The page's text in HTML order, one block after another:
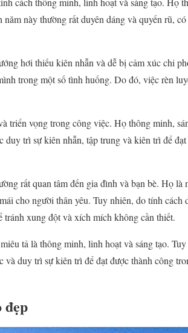
này thường rất duyên dáng và quyến rũ,
hơi thiếu kiên nhẫn và dễ bị cảm xúc chi
trong một số tình huống. Do đó, việc rèn
triển vọng trong công việc. Họ thông minh,
trì sự kiên nhẫn, tập trung và kiên trì để
rất quan tâm đến gia đình và bạn bè. Họ là
cho người thân yêu. Tuy nhiên, do tính cách
tránh xung đột và xích mích không cần thiết.
tả là thông minh, linh hoạt và sáng tạo.
duy trì sự kiên trì để đạt được thành công
đẹp